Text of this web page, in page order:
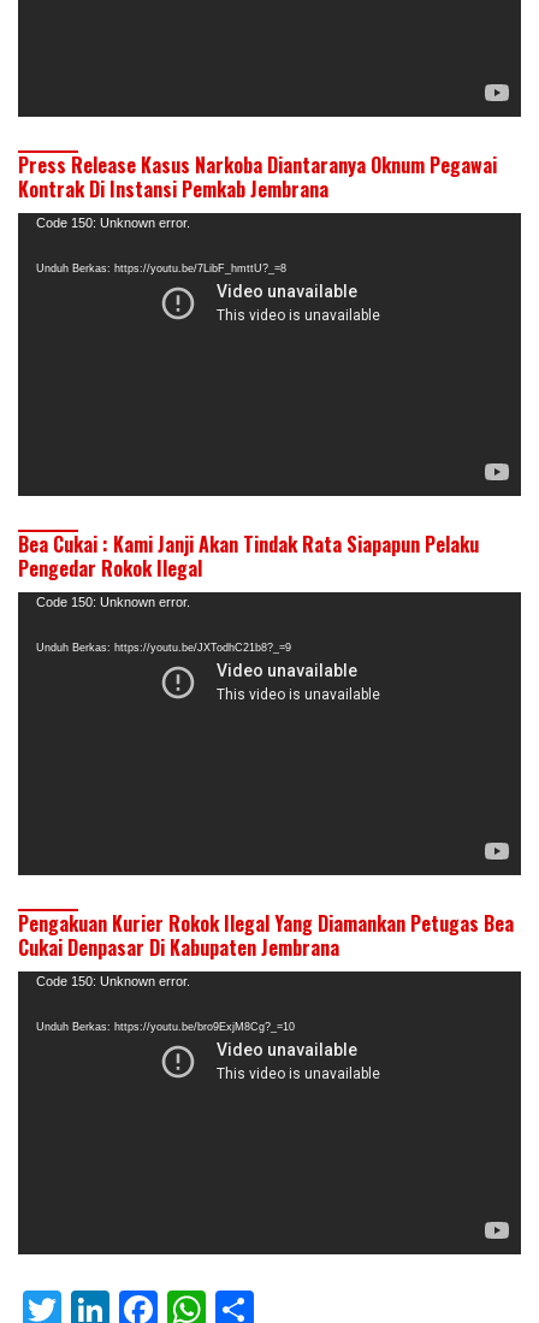
Press Release Kasus Narkoba Diantaranya Oknum Pegawai
Kontrak Di Instansi Pemkab Jembrana
Pemutar
Code 150: Unknown error.
Unduh Berkas: https://youtu.be/7LibF_hmttU?_=8
Bea Cukai : Kami Janji Akan Tindak Rata Siapapun Pelaku
Pengedar Rokok Ilegal
Pemutar
Code 150: Unknown error.
Unduh Berkas: https://youtu.be/JXTodhC21b8?_=9
Pengakuan Kurier Rokok Ilegal Yang Diamankan Petugas Bea
Cukai Denpasar Di Kabupaten Jembrana
Pemutar
Code 150: Unknown error.
Unduh Berkas: https://youtu.be/bro9ExjM8Cg?_=10
T Li F W